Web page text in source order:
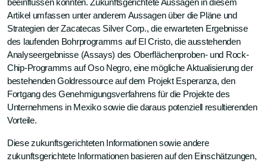
beeinflussen könnten. Zukunftsgerichtete Aussagen in diesem
Artikel umfassen unter anderem Aussagen über die Pläne und
Strategien der Zacatecas Silver Corp., die erwarteten Ergebnisse
des laufenden Bohrprogramms auf El Cristo, die ausstehenden
Analyseergebnisse (Assays) des Oberflächenproben- und Rock-
Chip-Programms auf Oso Negro, eine mögliche Aktualisierung der
bestehenden Goldressource auf dem Projekt Esperanza, den
Fortgang des Genehmigungsverfahrens für die Projekte des
Unternehmens in Mexiko sowie die daraus potenziell resultierenden
Vorteile.
Diese zukunftsgerichteten Informationen sowie andere
zukunftsgerichtete Informationen basieren auf den Einschätzungen,